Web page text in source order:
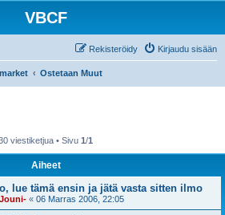
VBCF
Kirjaudu sisään
Rekisteröidy
Ostetaan Muut
viestiketjua • Sivu 1/1
Aiheet
lue tämä ensin ja jätä vasta sitten ilmo
« 06 Marras 2006, 22:05